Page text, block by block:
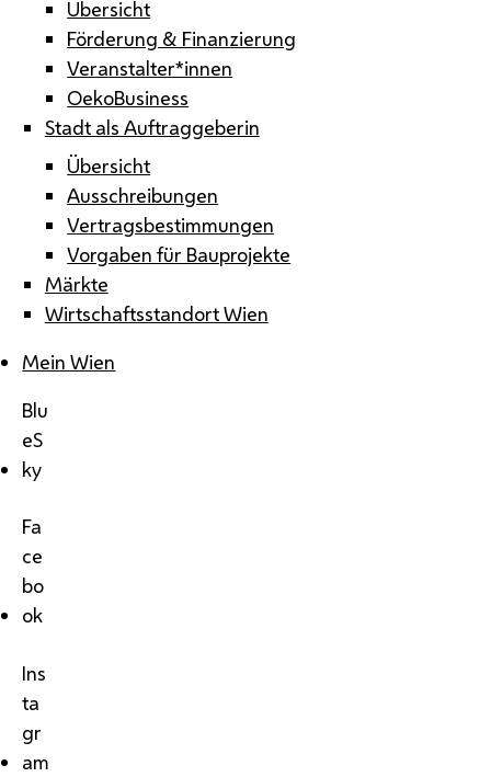
Übersicht
Förderung & Finanzierung
Veranstalter*innen
OekoBusiness
Stadt als Auftraggeberin
Übersicht
Ausschreibungen
Vertragsbestimmungen
Vorgaben für Bauprojekte
Märkte
Wirtschaftsstandort Wien
Mein Wien
Blu
eS
ky
Fa
ce
bo
ok
Ins
ta
gr
am